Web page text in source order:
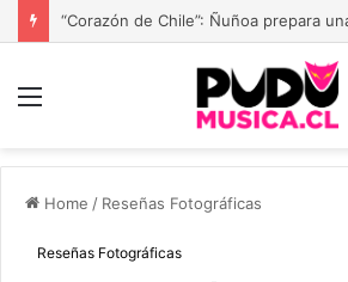
Menu
Home / Reseñas Fotográficas
Reseñas Fotográficas